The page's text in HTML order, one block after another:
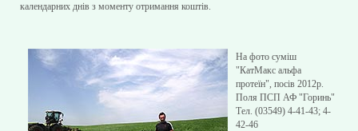
календарних днів з моменту отримання коштів.
На фото суміш
"КатМакс альфа
протеїн", посів 2012р.
Поля ПСП АФ "Горинь"
Тел. (03549) 4-41-43; 4-
42-46